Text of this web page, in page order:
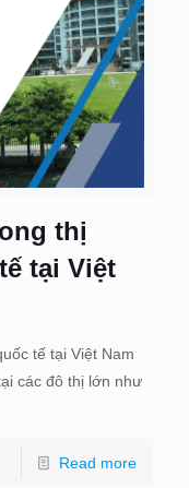
thị
tại Việt
tế tại Việt Nam
các đô thị lớn như
Read more